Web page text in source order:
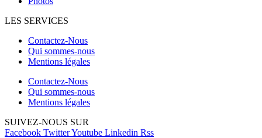
LES SERVICES
Contactez-Nous
Qui sommes-nous
Mentions légales
Contactez-Nous
Qui sommes-nous
Mentions légales
SUIVEZ-NOUS SUR
Facebook TwitterYoutube Linkedin Rss